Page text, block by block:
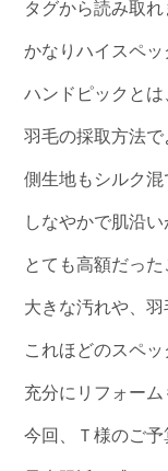
タグから読み取れ
かなりハイスペッ
ハンドピックとは
羽毛の採取方法で
側生地もシルク混
しなやかで肌沿い
とても高額だった
大きな汚れや、
これほどのスペ
充分にリフォーム
今回、Ｔ様のご予